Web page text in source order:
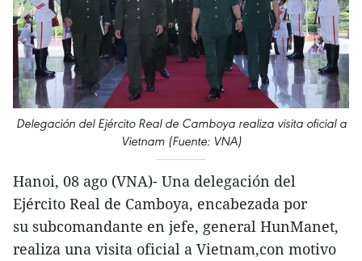
Delegación del Ejército Real de Camboya realiza visita oficial a
Vietnam (Fuente: VNA)
Hanoi, 08 ago (VNA)- Una delegación del
Ejército Real de Camboya, encabezada por
su subcomandante en jefe, general HunManet,
realiza una visita oficial a Vietnam,con motivo